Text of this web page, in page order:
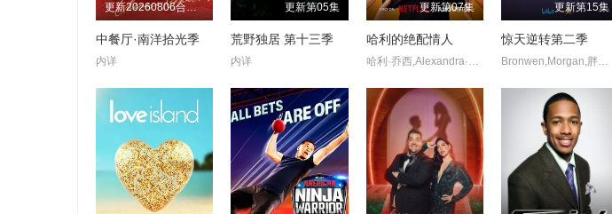
更新20260806合伙人手记第8期
中餐厅·南洋拾光季
内详
更新第05集
荒野独居 第十三季
内详
更新第07集
哈利的绝配情人
哈利·乔西,Alexandra·Cooper
更新第15集
惊天逆转第二季
Bronwen,Morgan,胖雪人